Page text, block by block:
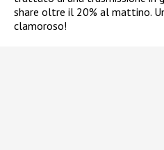
share oltre il 20% al mattino.
clamoroso!